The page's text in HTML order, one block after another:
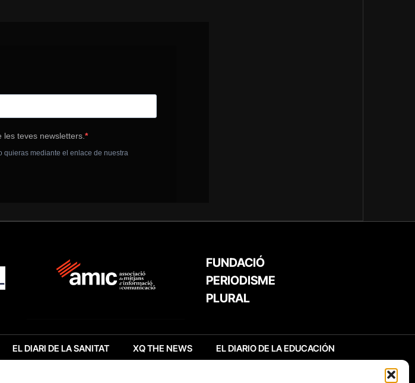
FUNDACIÓ
PERIODISME
PLURAL
EL DIARI DE LA SANITAT XQ THE NEWS EL DIARIO DE LA EDUCACIÓN